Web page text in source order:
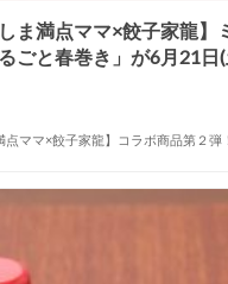
しま満点ママ×餃子家龍
ごと春巻き」が6月21日
点ママ×餃子家龍】コラボ商品第２弾